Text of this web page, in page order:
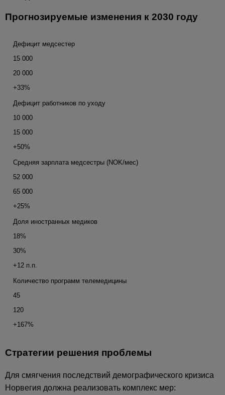
Прогнозируемые изменения к 2030 году
Дефицит медсестер
15 000
20 000
+33%
Дефицит работников по уходу
10 000
15 000
+50%
Средняя зарплата медсестры (NOK/мес)
52 000
65 000
+25%
Доля иностранных медиков
18%
30%
+12 п.п.
Количество программ телемедицины
45
120
+167%
Стратегии решения проблемы
Для смягчения последствий демографического кризиса
Норвегия должна реализовать комплекс мер: